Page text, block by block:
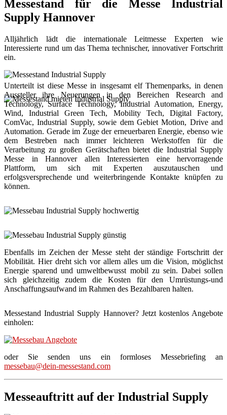
Messestand für die Messe Industrial
Supply Hannover
Alljährlich lädt die internationale Leitmesse Experten wie
Interessierte rund um das Thema technischer, innovativer Fortschritt
ein.
Unterteilt ist diese Messe in insgesamt elf Themenparks, in denen
Aussteller ihre Neuerungen in den Bereichen Research and
Technology, Surface Technology, Industrial Automation, Energy,
Wind, Industrial Green Tech, Mobility Tech, Digital Factory,
ComVac, Industrial Supply, sowie dem Gebiet Motion, Drive and
Automation. Gerade im Zuge der erneuerbaren Energie, ebenso wie
dem Bestreben nach immer leichteren Werkstoffen für die
Verarbeitung zu großen Gerätschaften bietet die Industrial Supply
Messe in Hannover allen Interessierten eine hervorragende
Plattform, um sich mit Experten auszutauschen und
erfolgsversprechende und weiterbringende Kontakte knüpfen zu
können.
Ebenfalls im Zeichen der Messe steht der ständige Fortschritt der
Mobilität. Hier dreht sich vor allem alles um die Vision, möglichst
Energie sparend und umweltbewusst mobil zu sein. Dabei sollen
sich gleichzeitig zudem die Kosten für den Umrüstungs-und
Anschaffungsaufwand im Rahmen des Bezahlbaren halten.
Messestand Industrial Supply Hannover? Jetzt kostenlos Angebote
einholen:
oder Sie senden uns ein formloses Messebriefing an
messebau@dein-messestand.com
Messeauftritt auf der Industrial Supply